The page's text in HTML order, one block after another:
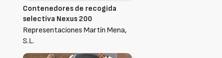
Contenedores de recogida
selectiva Nexus 200
Representaciones Martín Mena,
S.L.